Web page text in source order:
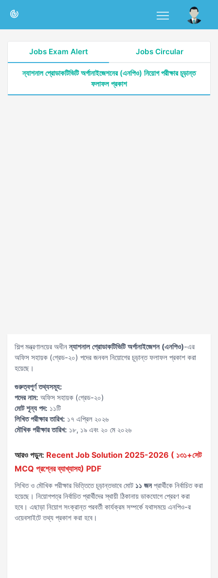
Jobs Exam Alert Jobs Circular
ন্যাশনাল প্রোডাকটিভিটি অর্গানাইজেশনের (এনপিও) নিয়োগ পরীক্ষার চূড়ান্ত
ফলাফল প্রকাশ
শিল্প মন্ত্রণালয়ের অধীনন্যাশনাল প্রোডাকটিভিটি অর্গানাইজেশন (এনপিও)-এর
অফিস সহায়ক (গ্রেড-২০) পদের জনবল নিয়োগের চূড়ান্ত ফলাফল প্রকাশ করা
হয়েছে।
গুরুত্বপূর্ণ তথ্যসমূহ:
পদের নাম: অফিস সহায়ক (গ্রেড-২০)
মোট শূন্য পদ: ১১টি
লিখিত পরীক্ষার তারিখ: ১৭ এপ্রিল ২০২৬
মৌখিক পরীক্ষার তারিখ: ১৮, ১৯ এবং ২০ মে ২০২৬
আরও পড়ুন: Recent Job Solution 2025-2026 ( ১৩১+সেট
MCQ প্রশ্নের ব্যাখ্যাসহ) PDF
লিখিত ও মৌখিক পরীক্ষার ভিত্তিতে চূড়ান্তভাবে মোট ১১ জনপ্রার্থীকে নির্বাচিত করা
হয়েছে। নিয়োগপত্র নির্বাচিত প্রার্থীদের স্থায়ী ঠিকানায় ডাকযোগে প্রেরণ করা
হবে। এছাড়া নিয়োগ সংক্রান্ত পরবর্তী কার্যক্রম সম্পর্কে যথাসময়ে এনপিও-র
ওয়েবসাইটে তথ্য প্রকাশ করা হবে।